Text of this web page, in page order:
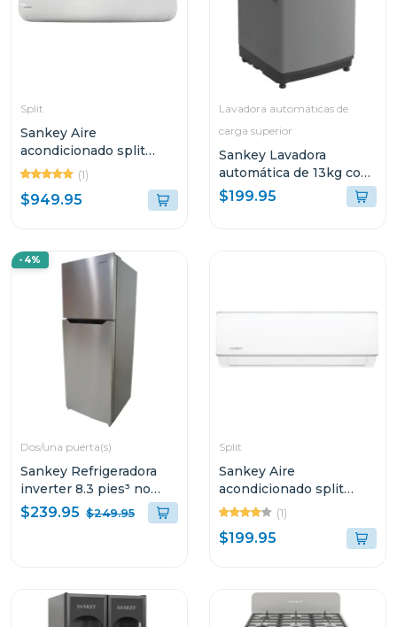
Split
Sankey Aire
acondicionado split
inverter de 36000 btu
seer 18 wi-fi
(1)
$949.95
Lavadora automáticas de
carga superior
Sankey Lavadora
automática de 13kg con
filtro para pelusas
$199.95
-4%
Dos/una puerta(s)
Sankey Refrigeradora
inverter 8.3 pies³ no
frost luz led rf90in70
$239.95 $249.95
Split
Sankey Aire
acondicionado split
11700btu no inverter
(1)
$199.95